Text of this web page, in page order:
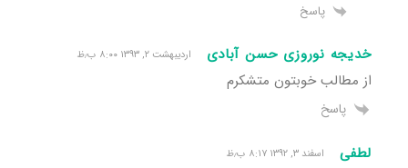
پاسخ
خدیجه نوروزی حسن آبادی اردیبهشت ۲, ۱۳۹۳ ۸:۰۰ ب٫ظ
از مطالب خوبتون متشکرم
پاسخ
لطفی اسفند ۳, ۱۳۹۲ ۸:۱۷ ب٫ظ